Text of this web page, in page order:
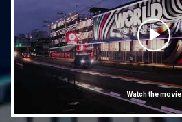
Watch the movie